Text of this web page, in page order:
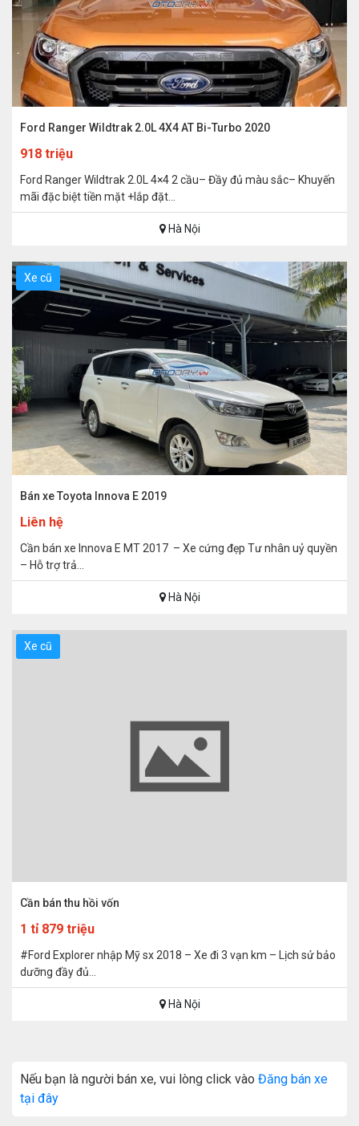
Ford Ranger Wildtrak 2.0L 4X4 AT Bi-Turbo 2020
918 triệu
Ford Ranger Wildtrak 2.0L 4×4 2 cầu– Đầy đủ màu sắc– Khuyến
mãi đặc biệt tiền mặt +lắp đặt...
Hà Nội
Xe cũ
Bán xe Toyota Innova E 2019
Liên hệ
Cần bán xe Innova E MT 2017 – Xe cứng đẹp Tư nhân uỷ quyền
– Hỗ trợ trả...
Hà Nội
Xe cũ
Cần bán thu hồi vốn
1 tỉ 879 triệu
#Ford Explorer nhập Mỹ sx 2018 – Xe đi 3 vạn km – Lịch sử bảo
dưỡng đầy đủ...
Hà Nội
Nếu bạn là người bán xe, vui lòng click vào Đăng bán xe
tại đây